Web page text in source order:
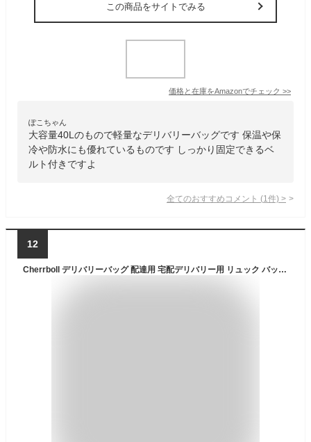
この商品をサイトでみる
価格と在庫をAmazonでチェック >>
ぽこちゃん
大容量40Lのもので軽量なデリバリーバッグです 保温や保
冷や防水にも優れているものです しっかり固定できるベ
ルト付きですよ
全てのおすすめコメント (1 件) >
12
Cherrboll デリバリーバッグ 配達用 宅配デリバリー用 リュック バックバック ピザポーチ お寿司 保温バッグ 大容量 ケータリング 下見板張り 防水